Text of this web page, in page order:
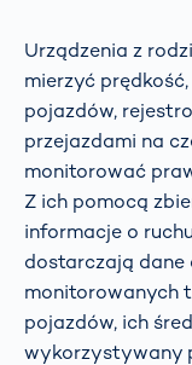
Urządzenia z
mierzyć
pojazdów,
przejazdami na
monitorować
Z ich pomocą
informacje o
dostarczają dane
monitorowanych
pojazdów, ich
wykorzystywany